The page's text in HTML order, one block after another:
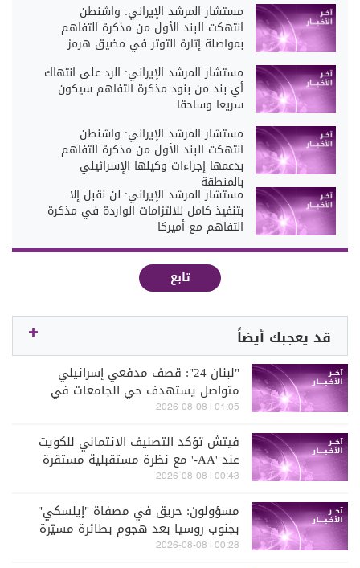
مستشار المرشد الإيراني: واشنطن
انتهكت البند الأول من مذكرة التفاهم
بمواصلة إثارة التوتر في مضيق هرمز
مستشار المرشد الإيراني: الرد على انتهاك
أي بند من بنود مذكرة التفاهم سيكون
سريعا وساحقا
مستشار المرشد الإيراني: واشنطن
انتهكت البند الأول من مذكرة التفاهم
بدعمها إجراءات وكيلها الإسرائيلي
بالمنطقة
مستشار المرشد الإيراني: لن نقبل إلا
بتنفيذ كامل للالتزامات الواردة في مذكرة
التفاهم مع أميركا
تابع
قد يعجبك أيضاً
"لبنان 24": قصف مدفعي إسرائيلي
متواصل يستهدف حي الجامعات في
كفررمان
01:05 | 2026-08-08
فيتش تؤكد التصنيف الائتماني للكويت
عند 'AA-' مع نظرة مستقبلية مستقرة
00:43 | 2026-08-08
مسؤولون: حريق في مصفاة "إيلسكي"
بجنوب روسيا بعد هجوم بطائرة مسيّرة
00:28 | 2026-08-08